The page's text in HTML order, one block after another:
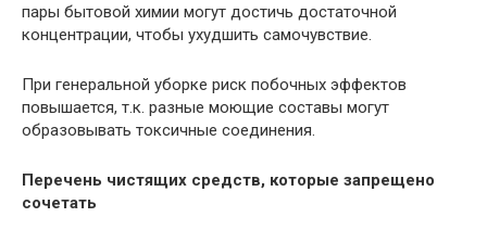
пары бытовой химии могут достичь достаточной
концентрации, чтобы ухудшить самочувствие.
При генеральной уборке риск побочных эффектов
повышается, т.к. разные моющие составы могут
образовывать токсичные соединения.
Перечень чистящих средств, которые запрещено
сочетать